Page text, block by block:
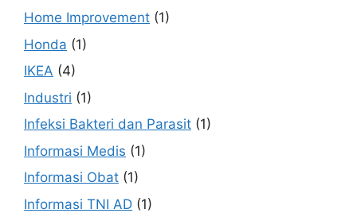
Home Improvement (1)
Honda (1)
IKEA (4)
Industri (1)
Infeksi Bakteri dan Parasit (1)
Informasi Medis (1)
Informasi Obat (1)
Informasi TNI AD (1)